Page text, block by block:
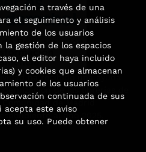
ha recibido una ayuda
de las librerías de
Comunidad de Madrid
al año 2025.
a través de una
el seguimiento y análisis
de los usuarios
gestión de los espacios
el editor haya incluido
y cookies que almacenan
de los usuarios
continuada de sus
acepta este aviso
su uso. Puede obtener